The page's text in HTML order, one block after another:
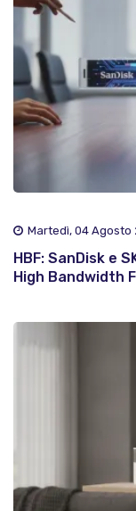
Martedì, 04 Agosto
HBF: SanDisk e
High Bandwidth